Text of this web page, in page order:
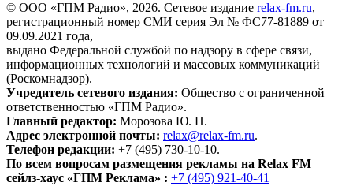
© ООО «ГПМ Радио», 2026. Сетевое издание relax-fm.ru,
регистрационный номер СМИ серия Эл № ФС77-81889 от
09.09.2021 года,
выдано Федеральной службой по надзору в сфере связи,
информационных технологий и массовых коммуникаций
(Роскомнадзор).
Учредитель сетевого издания: Общество с ограниченной
ответственностью «ГПМ Радио».
Главный редактор: Морозова Ю. П.
Адрес электронной почты: relax@relax-fm.ru.
Телефон редакции: +7 (495) 730-10-10.
По всем вопросам размещения рекламы на Relax FM
сейлз-хаус «ГПМ Реклама» : +7 (495) 921-40-41